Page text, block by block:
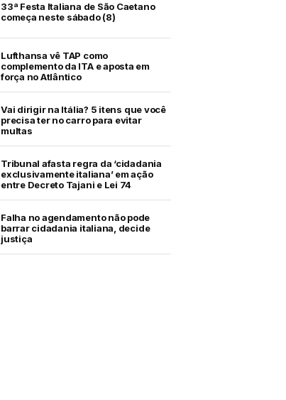
33ª Festa Italiana de São Caetano
começa neste sábado (8)
Lufthansa vê TAP como
complemento da ITA e aposta em
força no Atlântico
Vai dirigir na Itália? 5 itens que você
precisa ter no carro para evitar
multas
Tribunal afasta regra da ‘cidadania
exclusivamente italiana’ em ação
entre Decreto Tajani e Lei 74
Falha no agendamento não pode
barrar cidadania italiana, decide
justiça